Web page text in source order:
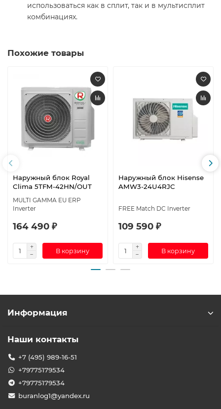
использоваться как в сплит, так и в мультисплит
комбинациях.
Похожие товары
Наружный блок Royal
Clima 5TFM-42HN/OUT
MULTI GAMMA EU ERP
Inverter
164 490 ₽
В корзину
Наружный блок Hisense
AMW3-24U4RJC
FREE Match DC Inverter
109 590 ₽
В корзину
Информация
Наши контакты
+7 (495) 989-16-51
+79775179534
+79775179534
buranlog1@yandex.ru